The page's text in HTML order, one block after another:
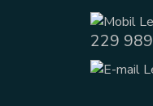
229 989